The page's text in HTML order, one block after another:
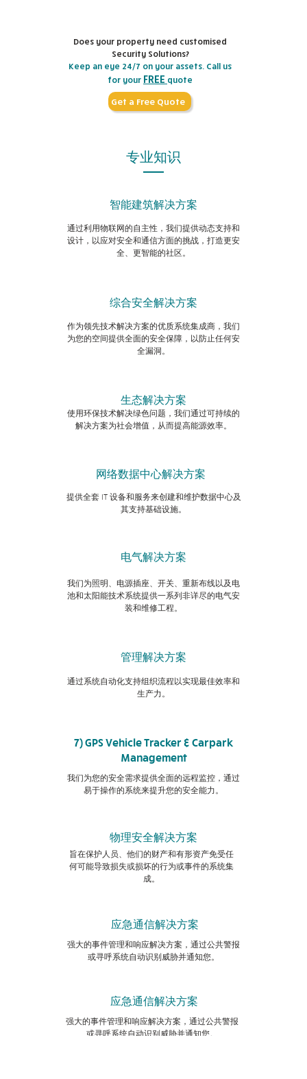
Does your property need customised
Security Solutions?
Keep an eye 24/7 on your assets. Call us
for your FREE quote
Get a Free Quote
专业知识
智能建筑解决方案
通过利用物联网的自主性，我们提供动态支持和
设计，以应对安全和通信方面的挑战，打造更安
全、更智能的社区。
综合安全解决方案
作为领先技术解决方案的优质系统集成商，我们
为您的空间提供全面的安全保障，以防止任何安
全漏洞。
生态解决方案
使用环保技术解决绿色问题，我们通过可持续的
解决方案为社会增值，从而提高能源效率。
网络数据中心解决方案
提供全套 IT 设备和服务来创建和维护数据中心及
其支持基础设施。
电气解决方案
我们为照明、电源插座、开关、重新布线以及电
池和太阳能技术系统提供一系列非详尽的电气安
装和维修工程。
管理解决方案
通过系统自动化支持组织流程以实现最佳效率和
生产力。
7) GPS Vehicle Tracker & Carpark
Management
我们为您的安全需求提供全面的远程监控，通过
易于操作的系统来提升您的安全能力。
物理安全解决方案
旨在保护人员、他们的财产和有形资产免受任
何可能导致损失或损坏的行为或事件的系统集
成。
应急通信解决方案
强大的事件管理和响应解决方案，通过公共警报
或寻呼系统自动识别威胁并通知您。
应急通信解决方案
强大的事件管理和响应解决方案，通过公共警报
或寻呼系统自动识别威胁并通知您。